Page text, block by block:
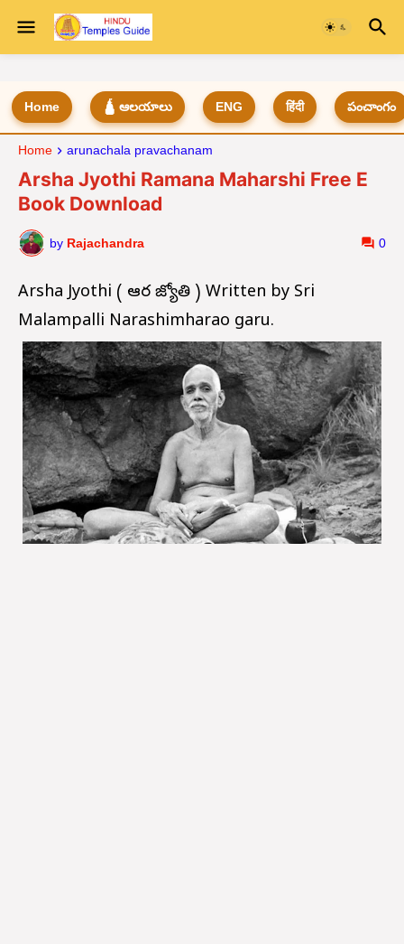
Home 🛕 ఆలయాలు ENG हिंदी పంచాంగం
Home arunachala pravachanam
Arsha Jyothi Ramana Maharshi Free E
Book Download
by Rajachandra 0
Arsha Jyothi ( ఆర్ష జ్యోతి ) Written by Sri
Malampalli Narashimharao garu.